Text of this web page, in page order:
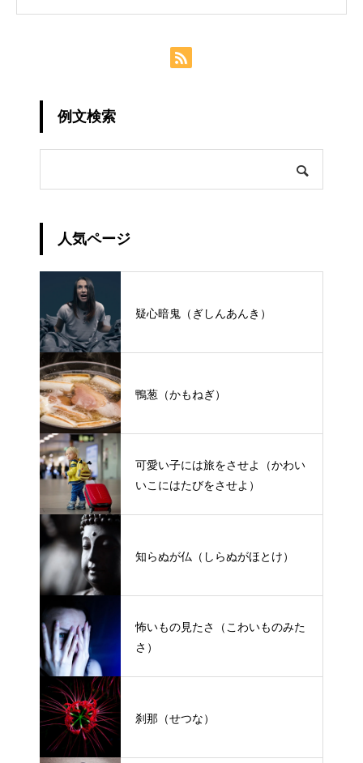
例文検索
人気ページ
疑心暗鬼（ぎしんあんき）
鴨葱（かもねぎ）
可愛い子には旅をさせよ（かわい
いこにはたびをさせよ）
知らぬが仏（しらぬがほとけ）
怖いもの見たさ（こわいものみた
さ）
刹那（せつな）